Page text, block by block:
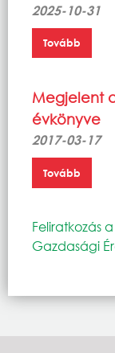
2025-10-31
Tovább
Megjelent
évkönyve
2017-03-17
Tovább
Feliratkozás
Gazdasági